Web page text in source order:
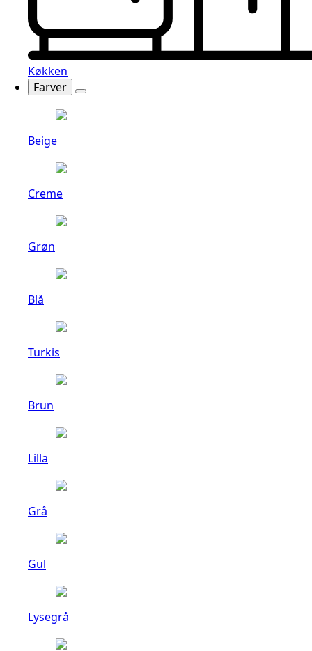
Køkken
Farver
Beige
Creme
Grøn
Blå
Turkis
Brun
Lilla
Grå
Gul
Lysegrå